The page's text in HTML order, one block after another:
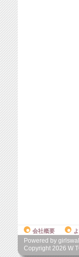
会社概要
Powered by
Copyright 2026 W